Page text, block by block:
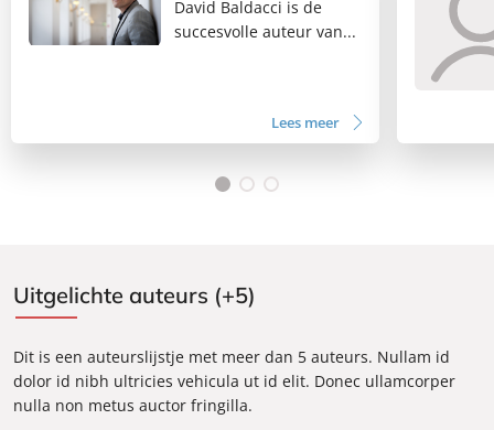
David Baldacci is de
succesvolle auteur van...
Lees meer
Uitgelichte auteurs (+5)
Dit is een auteurslijstje met meer dan 5 auteurs. Nullam id
dolor id nibh ultricies vehicula ut id elit. Donec ullamcorper
nulla non metus auctor fringilla.